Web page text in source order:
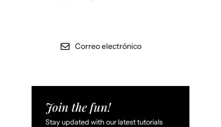
Correo electrónico
Join the fun!
Stay updated with our latest tutorials